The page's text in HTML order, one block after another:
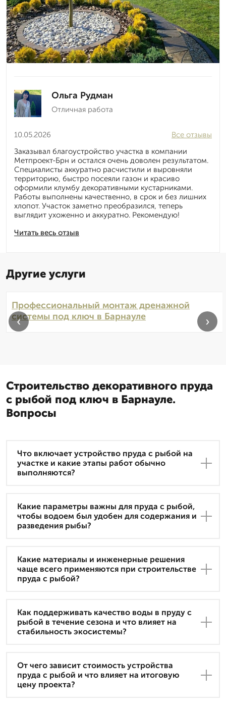
Ольга Рудман
Отличная работа
10.05.2026
Читать весь отзыв
Все отзывы
Заказывал благоустройство участка в компании
Метпроект-Брн и остался очень доволен результатом.
Специалисты аккуратно расчистили и выровняли
территорию, быстро посеяли газон и красиво
оформили клумбу декоративными кустарниками.
Работы выполнены качественно, в срок и без лишних
хлопот. Участок заметно преобразился, теперь
выглядит ухоженно и аккуратно. Рекомендую!
Другие услуги
Профессиональный монтаж дренажной
системы под ключ в Барнауле
‹ ›
Строительство декоративного пруда
с рыбой под ключ в Барнауле.
Вопросы
Что включает устройство пруда с рыбой на
участке и какие этапы работ обычно
выполняются?
Какие параметры важны для пруда с рыбой,
чтобы водоем был удобен для содержания и
разведения рыбы?
Какие материалы и инженерные решения
чаще всего применяются при строительстве
пруда с рыбой?
Как поддерживать качество воды в пруду с
рыбой в течение сезона и что влияет на
стабильность экосистемы?
От чего зависит стоимость устройства
пруда с рыбой и что влияет на итоговую
цену проекта?